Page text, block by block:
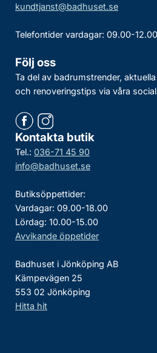
kundtjanst@badhuset.se
Telefontider vardagar: 09.00-12.00
Följ oss
Ta del av badrumstrender,
och renoveringstips via våra
Kontakta butik
Tel.: 036-71 45 90
info@badhuset.se
Butiksöppettider:
Vardagar: 09.00-18.00
Lördag: 10.00-15.00
Avvikande öppetider
Badhuset i Jönköping AB
Kämpevägen 25
553 02 Jönköping
Hitta hit